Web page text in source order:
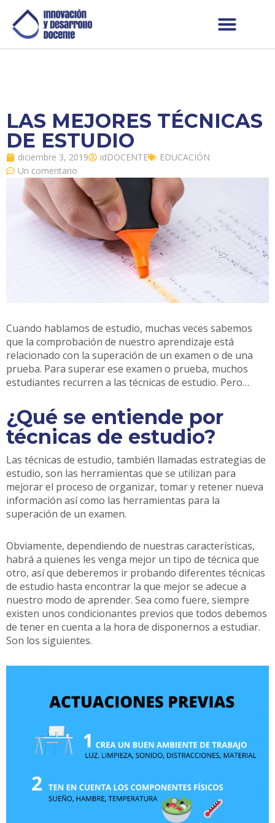
LAS MEJORES TÉCNICAS
DE ESTUDIO
diciembre 3, 2019 idDOCENTE
EDUCACIÓN
Un comentario
Cuando hablamos de estudio, muchas veces sabemos
que la comprobación de nuestro aprendizaje está
relacionado con la superación de un examen o de una
prueba. Para superar ese examen o prueba, muchos
estudiantes recurren a las técnicas de estudio. Pero…
¿Qué se entiende por
técnicas de estudio?
Las técnicas de estudio, también llamadas estrategias de
estudio, son las herramientas que se utilizan para
mejorar el proceso de organizar, tomar y retener nueva
información así como las herramientas para la
superación de un examen.
Obviamente, dependiendo de nuestras características,
habrá a quienes les venga mejor un tipo de técnica que
otro, así que deberemos ir probando diferentes técnicas
de estudio hasta encontrar la que mejor se adecue a
nuestro modo de aprender. Sea como fuere, siempre
existen unos condicionantes previos que todos debemos
de tener en cuenta a la hora de disponernos a estudiar.
Son los siguientes.